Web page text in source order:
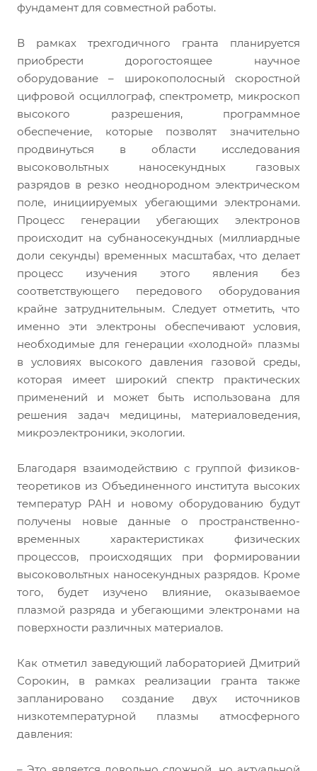
фундамент для совместной работы.
В рамках трехгодичного гранта планируется
приобрести дорогостоящее научное
оборудование – широкополосный скоростной
цифровой осциллограф, спектрометр, микроскоп
высокого разрешения, программное
обеспечение, которые позволят значительно
продвинуться в области исследования
высоковольтных наносекундных газовых
разрядов в резко неоднородном электрическом
поле, инициируемых убегающими электронами.
Процесс генерации убегающих электронов
происходит на субнаносекундных (миллиардные
доли секунды) временных масштабах, что делает
процесс изучения этого явления без
соответствующего передового оборудования
крайне затруднительным. Следует отметить, что
именно эти электроны обеспечивают условия,
необходимые для генерации «холодной» плазмы
в условиях высокого давления газовой среды,
которая имеет широкий спектр практических
применений и может быть использована для
решения задач медицины, материаловедения,
микроэлектроники, экологии.
Благодаря взаимодействию с группой физиков-
теоретиков из Объединенного института высоких
температур РАН и новому оборудованию будут
получены новые данные о пространственно-
временных характеристиках физических
процессов, происходящих при формировании
высоковольтных наносекундных разрядов. Кроме
того, будет изучено влияние, оказываемое
плазмой разряда и убегающими электронами на
поверхности различных материалов.
Как отметил заведующий лабораторией Дмитрий
Сорокин, в рамках реализации гранта также
запланировано создание двух источников
низкотемпературной плазмы атмосферного
давления: